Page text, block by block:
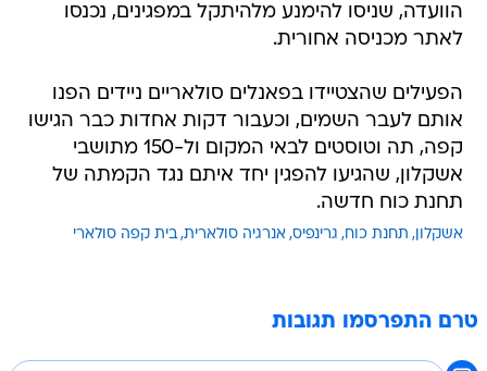
הוועדה, שניסו להימנע מלהיתקל במפגינים, נכנסו
לאתר מכניסה אחורית.
הפעילים שהצטיידו בפאנלים סולאריים ניידים הפנו
אותם לעבר השמים, וכעבור דקות אחדות כבר הגישו
קפה, תה וטוסטים לבאי המקום ול-150 מתושבי
אשקלון, שהגיעו להפגין יחד איתם נגד הקמתה של
תחנת כוח חדשה.
אשקלון תחנת כוח גרינפיס אנרגיה סולארית בית קפה סולארי
טרם התפרסמו תגובות